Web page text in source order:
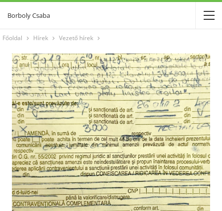
Borboly Csaba
Főoldal Hírek Vezető hírek